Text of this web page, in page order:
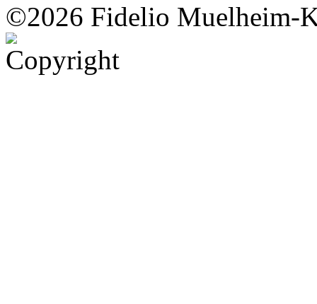
©2026 Fidelio Muelheim-